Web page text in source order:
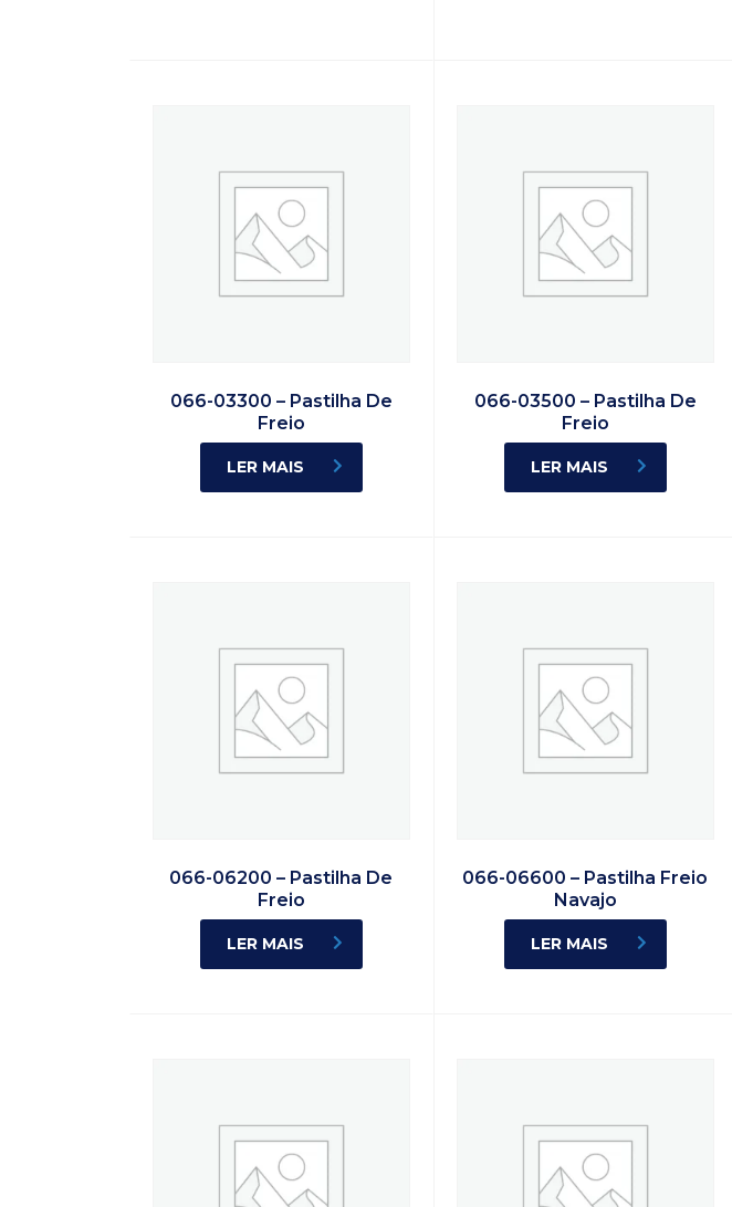
066-03300 – Pastilha De
Freio
LER MAIS
066-03500 – Pastilha De
Freio
LER MAIS
066-06200 – Pastilha De
Freio
LER MAIS
066-06600 – Pastilha Freio
Navajo
LER MAIS